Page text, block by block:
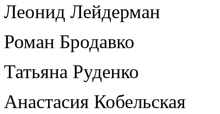
Леонид Лейдерман
Роман Бродавко
Татьяна Руденко
Анастасия Кобельская